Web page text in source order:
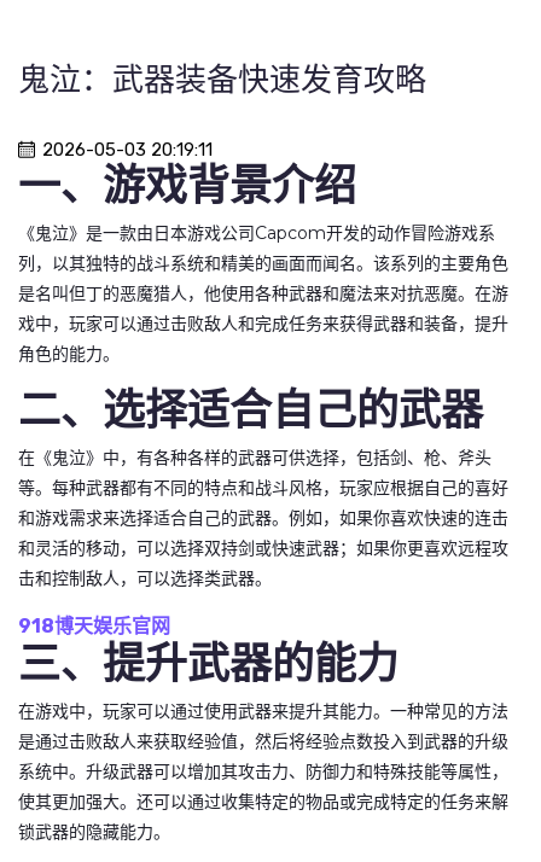
鬼泣：武器装备快速发育攻略
2026-05-03 20:19:11
一、游戏背景介绍
《鬼泣》是一款由日本游戏公司Capcom开发的动作冒险游戏系
列，以其独特的战斗系统和精美的画面而闻名。该系列的主要角色
是名叫但丁的恶魔猎人，他使用各种武器和魔法来对抗恶魔。在游
戏中，玩家可以通过击败敌人和完成任务来获得武器和装备，提升
角色的能力。
二、选择适合自己的武器
在《鬼泣》中，有各种各样的武器可供选择，包括剑、枪、斧头
等。每种武器都有不同的特点和战斗风格，玩家应根据自己的喜好
和游戏需求来选择适合自己的武器。例如，如果你喜欢快速的连击
和灵活的移动，可以选择双持剑或快速武器；如果你更喜欢远程攻
击和控制敌人，可以选择类武器。
918博天娱乐官网
三、提升武器的能力
在游戏中，玩家可以通过使用武器来提升其能力。一种常见的方法
是通过击败敌人来获取经验值，然后将经验点数投入到武器的升级
系统中。升级武器可以增加其攻击力、防御力和特殊技能等属性，
使其更加强大。还可以通过收集特定的物品或完成特定的任务来解
锁武器的隐藏能力。